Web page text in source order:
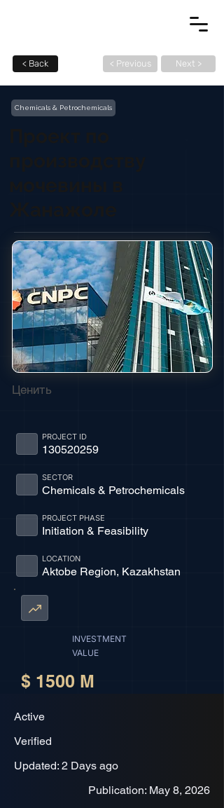
< Back < Previous Next >
Chemicals & Petrochemicals
Ценить
130520259
PROJECT ID
Chemicals & Petrochemicals
SECTOR
Initiation & Feasibility
PROJECT PHASE
Aktobe Region, Kazakhstan
LOCATION
INVESTMENT
VALUE
$ 1500 M
Active
Verified
Updated: 2 Days ago
Publication: May 8, 2026